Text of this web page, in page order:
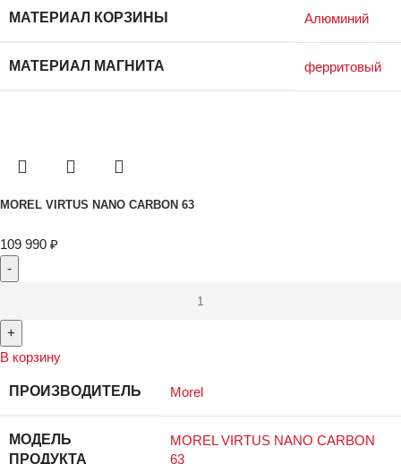
МАТЕРИАЛ КОРЗИНЫ Алюминий
МАТЕРИАЛ МАГНИТА ферритовый
MOREL VIRTUS NANO CARBON 63
109 990 ₽
В корзину
ПРОИЗВОДИТЕЛЬ Morel
МОДЕЛЬ
ПРОДУКТА
MOREL VIRTUS NANO CARBON
63